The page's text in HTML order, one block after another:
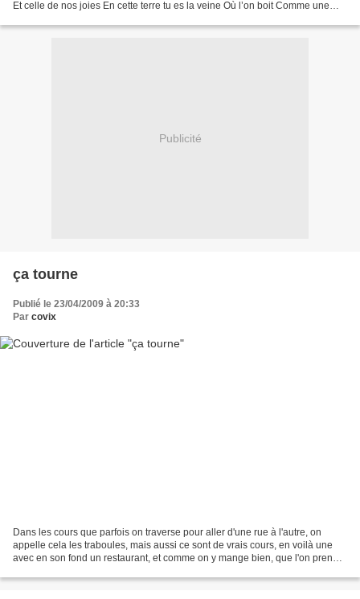
Et celle de nos joies En cette terre tu es la veine Où l’on boit Comme une
Publicité
ça tourne
Publié le 23/04/2009 à 20:33
Par covix
Dans les cours que parfois on traverse pour aller d'une rue à l'autre, on
appelle cela les traboules, mais aussi ce sont de vrais cours, en voilà une
avec en son fond un restaurant, et comme on y mange bien, que l'on prend